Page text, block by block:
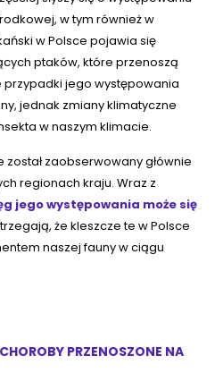
w tym również w
w Polsce pojawia się
ptaków, które przenoszą
przypadki jego występowania
jednak zmiany klimatyczne
w naszym klimacie.
został zaobserwowany głównie
regionach kraju. Wraz z
jego występowania może się
że kleszcze te w Polsce
naszej fauny w ciągu
PRZENOSZONE NA